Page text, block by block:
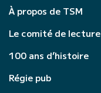
À propos de TSM
Le comité de lecture
100 ans d’histoire
Régie pub